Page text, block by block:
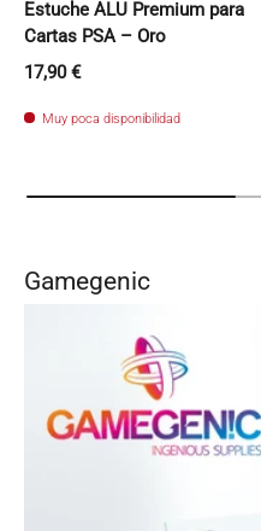
Estuche ALU Premium para
Cartas PSA – Oro
Precio normal
17,90 €
Muy poca disponibilidad
Gamegenic